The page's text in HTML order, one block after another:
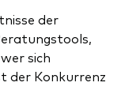
der
sich
der Konkurrenz